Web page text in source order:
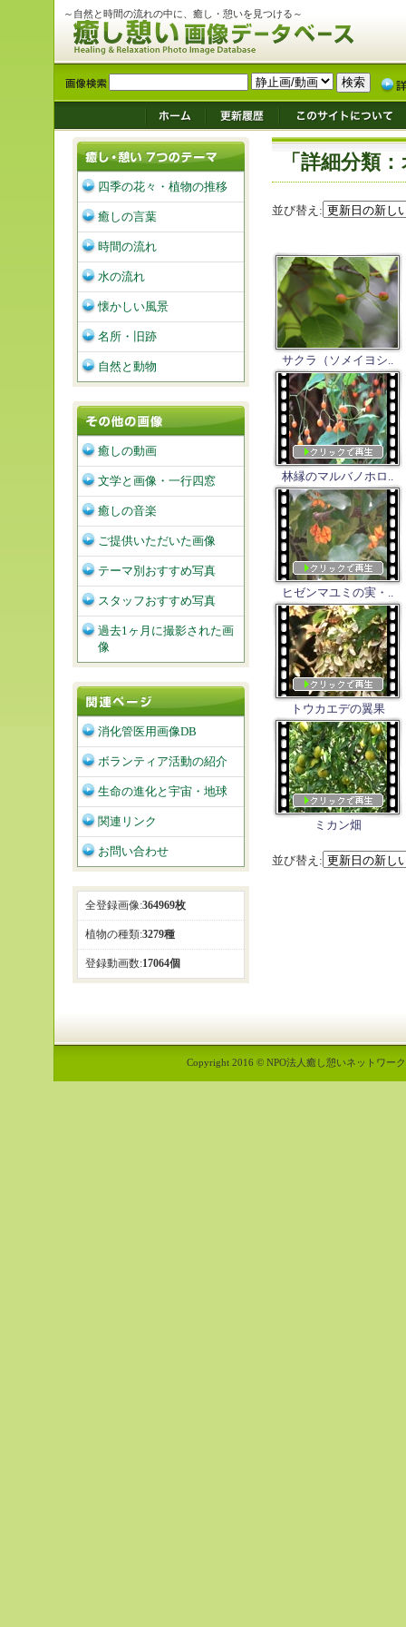
～自然と時間の流れの中に、癒し・憩いを見つける～
「詳細分類
並び替え:
サクラ（ソメイヨシ..
林縁のマルバノホロ..
ヒゼンマユミの実・..
トウカエデの翼果
ミカン畑
並び替え:
四季の花々・植物の推移
癒しの言葉
時間の流れ
水の流れ
懐かしい風景
名所・旧跡
自然と動物
癒しの動画
文学と画像・一行四窓
癒しの音楽
ご提供いただいた画像
テーマ別おすすめ写真
スタッフおすすめ写真
過去1ヶ月に撮影された画
像
消化管医用画像DB
ボランティア活動の紹介
生命の進化と宇宙・地球
関連リンク
お問い合わせ
全登録画像:364969枚
植物の種類:3279種
登録動画数:17064個
Copyright 2016 © NPO法人癒し憩いネットワー